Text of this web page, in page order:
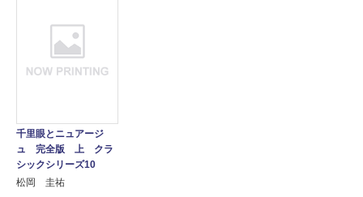
千里眼とニュアージ
ュ 完全版 上 クラ
シックシリーズ10
松岡 圭祐